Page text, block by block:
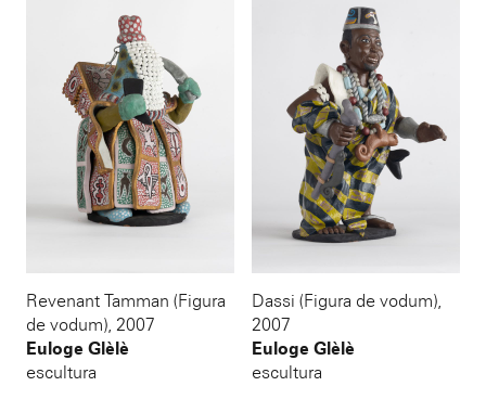
Revenant Tamman (Figura
de vodum), 2007
Euloge Glèlè
escultura
Dassi (Figura de vodum),
2007
Euloge Glèlè
escultura